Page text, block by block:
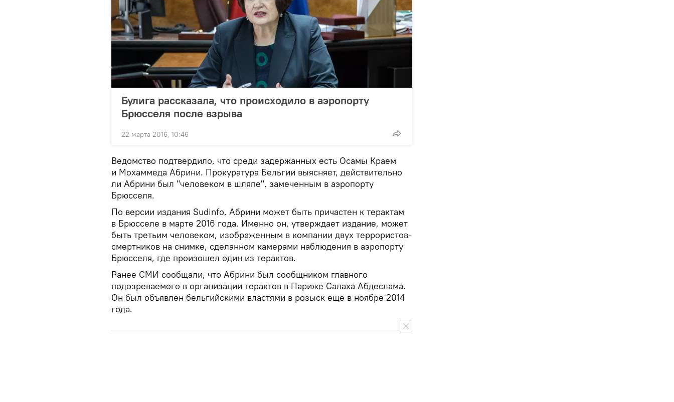
Булига рассказала, что происходило в аэропорту
Брюсселя после взрыва
22 марта 2016, 10:46
Ведомство подтвердило, что среди задержанных есть Осамы Краем
и Мохаммеда Абрини. Прокуратура Бельгии выясняет, действительно
ли Абрини был "человеком в шляпе", замеченным в аэропорту
Брюсселя.
По версии издания Sudinfo, Абрини может быть причастен к терактам
в Брюсселе в марте 2016 года. Именно он, утверждает издание, может
быть третьим человеком, изображенным в компании двух террористов-
смертников на снимке, сделанном камерами наблюдения в аэропорту
Брюсселя, где произошел один из терактов.
Ранее СМИ сообщали, что Абрини был сообщником главного
подозреваемого в организации терактов в Париже Салаха Абдеслама.
Он был объявлен бельгийскими властями в розыск еще в ноябре 2014
года.